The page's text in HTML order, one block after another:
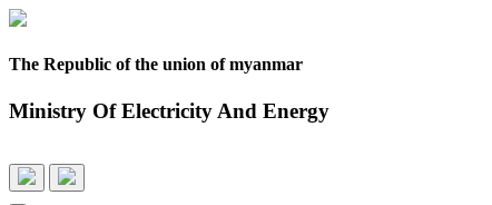
The Republic of the union of myanmar
Ministry Of Electricity And Energy